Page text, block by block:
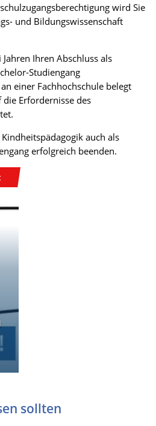
wird Sie
und Bildungswissenschaft
Ihren Abschluss als
Studiengang
einer Fachhochschule belegt
Erfordernisse des
auch als
erfolgreich beenden.
sollten